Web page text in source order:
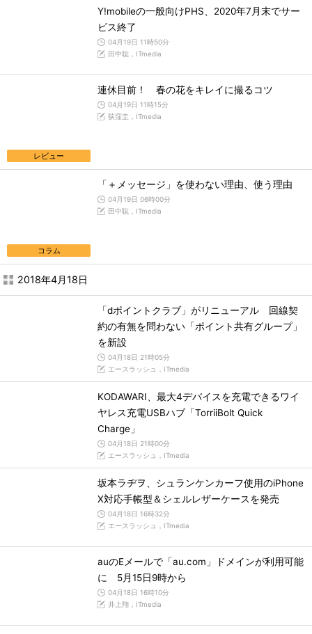
Y!mobileの一般向けPHS、2020年7月末でサー
ビス終了
04月19日 11時50分
田中聡，ITmedia
レビュー
連休目前！ 春の花をキレイに撮るコツ
04月19日 11時15分
荻窪圭，ITmedia
コラム
「＋メッセージ」を使わない理由、使う理由
04月19日 06時00分
田中聡，ITmedia
2018年4月18日
「dポイントクラブ」がリニューアル 回線契
約の有無を問わない「ポイント共有グループ」
を新設
04月18日 21時05分
エースラッシュ，ITmedia
KODAWARI、最大4デバイスを充電できるワイ
ヤレス充電USBハブ「TorriiBolt Quick
Charge」
04月18日 21時00分
エースラッシュ，ITmedia
坂本ラヂヲ、シュランケンカーフ使用のiPhone
X対応手帳型＆シェルレザーケースを発売
04月18日 16時32分
エースラッシュ，ITmedia
auのEメールで「au.com」ドメインが利用可能
に 5月15日9時から
04月18日 16時10分
井上翔，ITmedia